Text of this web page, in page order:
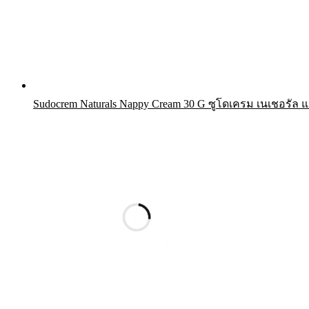
Sudocrem Naturals Nappy Cream 30 G ซูโดเครม เนเชอรั